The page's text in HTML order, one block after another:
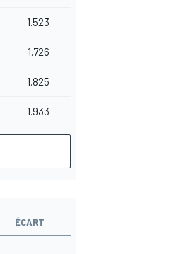
1.523
1.726
1.825
1.933
ÉCART